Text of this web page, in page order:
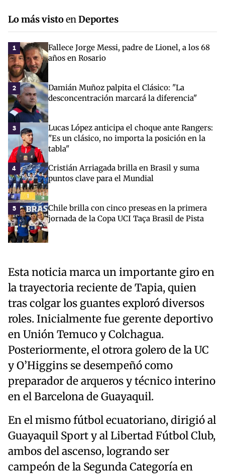
Lo más vistoenDeportes
1
Fallece Jorge Messi, padre de Lionel, a los 68
años en Rosario
2
Damián Muñoz palpita el Clásico: "La
desconcentración marcará la diferencia"
3
Lucas López anticipa el choque ante Rangers:
"Es un clásico, no importa la posición en la
tabla"
4
Cristián Arriagada brilla en Brasil y suma
puntos clave para el Mundial
5
Chile brilla con cinco preseas en la primera
jornada de la Copa UCI Taça Brasil de Pista
Esta noticia marca un importante giro en
la trayectoria reciente de Tapia, quien
tras colgar los guantes exploró diversos
roles. Inicialmente fue gerente deportivo
en Unión Temuco y Colchagua.
Posteriormente, el otrora golero de la UC
y O’Higgins se desempeñó como
preparador de arqueros y técnico interino
en el Barcelona de Guayaquil.
En el mismo fútbol ecuatoriano, dirigió al
Guayaquil Sport y al Libertad Fútbol Club,
ambos del ascenso, logrando ser
campeón de la Segunda Categoría en